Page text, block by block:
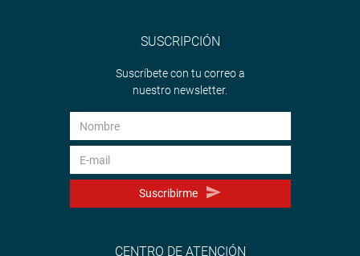
SUSCRIPCIÓN
Suscríbete con tu correo a
nuestro newsletter.
Suscribirme
CENTRO DE ATENCIÓN